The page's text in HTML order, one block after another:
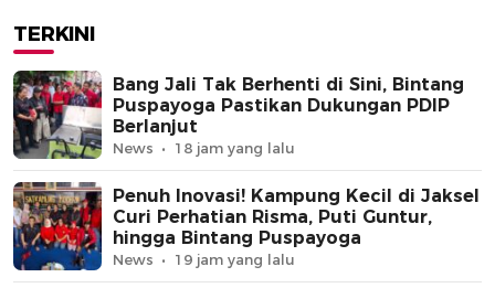
TERKINI
Bang Jali Tak Berhenti di Sini, Bintang
Puspayoga Pastikan Dukungan PDIP
Berlanjut
News 18 jam yang lalu
Penuh Inovasi! Kampung Kecil di Jaksel
Curi Perhatian Risma, Puti Guntur,
hingga Bintang Puspayoga
News 19 jam yang lalu